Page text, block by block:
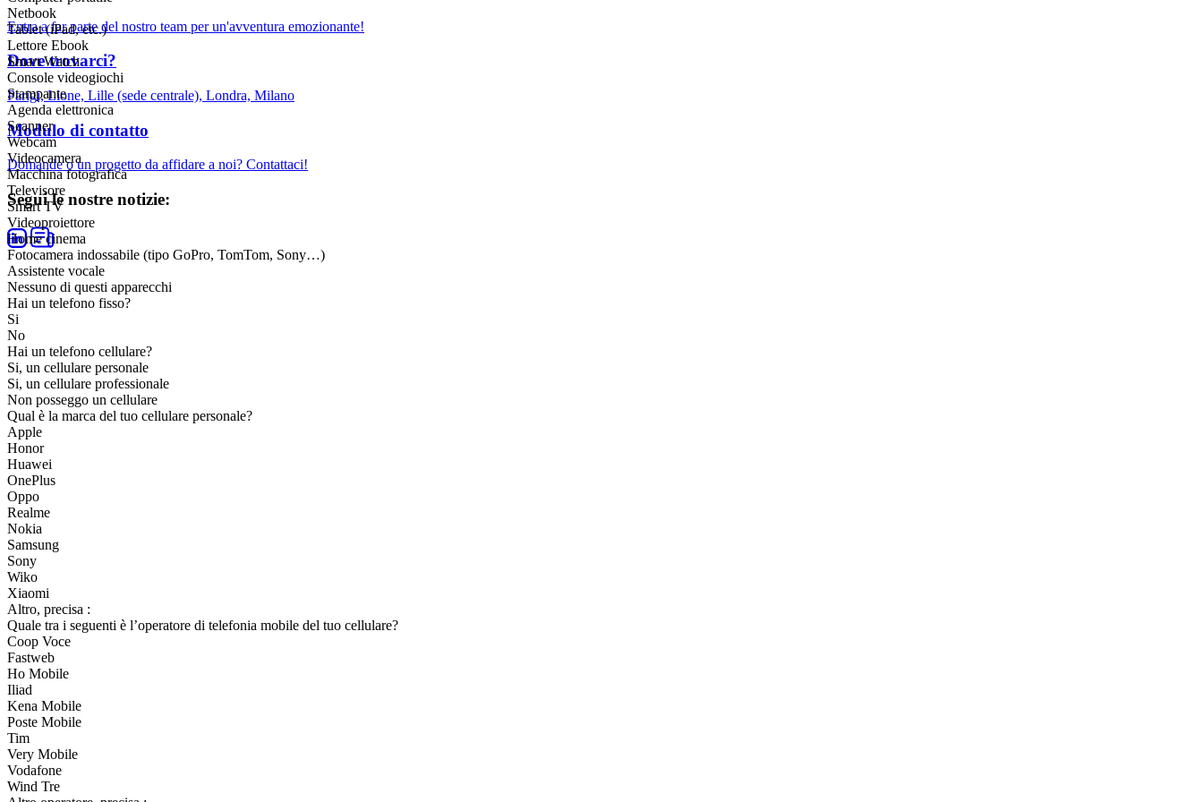
Entra a far parte del nostro team per un'avventura emozionante!
Dove trovarci?
Parigi, Lione, Lille (sede centrale), Londra, Milano
Modulo di contatto
Domande o un progetto da affidare a noi? Contattaci!
Segui le nostre notizie:
Netbook
Tablet (iPad, etc.)
Lettore Ebook
Smart Watch
Console videogiochi
Stampante
Agenda elettronica
Scanner
Webcam
Videocamera
Macchina fotografica
Televisore
Smart TV
Videoproiettore
Home cinema
Fotocamera indossabile (tipo GoPro, TomTom, Sony…)
Assistente vocale
Nessuno di questi apparecchi
Hai un telefono fisso?
Si
No
Hai un telefono cellulare?
Si, un cellulare personale
Si, un cellulare professionale
Non posseggo un cellulare
Qual è la marca del tuo cellulare personale?
Apple
Honor
Huawei
OnePlus
Oppo
Realme
Nokia
Samsung
Sony
Wiko
Xiaomi
Altro, precisa :
Quale tra i seguenti è l’operatore di telefonia mobile del tuo cellulare?
Coop Voce
Fastweb
Ho Mobile
Iliad
Kena Mobile
Poste Mobile
Tim
Very Mobile
Vodafone
Wind Tre